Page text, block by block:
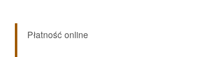
Płatność online